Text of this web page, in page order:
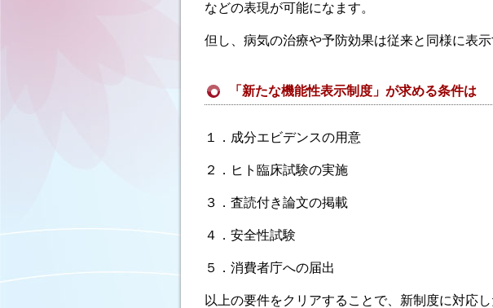
などの表現が可能になます。
但し、病気の治療や予防効果は従来と同様に表示
「新たな機能性表示制度」が求める条件は
１．成分エビデンスの用意
２．ヒト臨床試験の実施
３．査読付き論文の掲載
４．安全性試験
５．消費者庁への届出
以上の要件をクリアすることで、新制度に対応